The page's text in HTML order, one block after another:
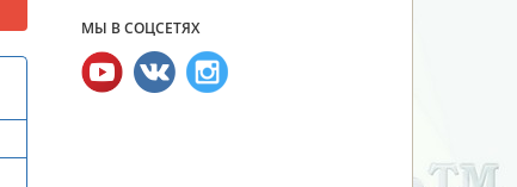
МЫ В СОЦСЕТЯХ